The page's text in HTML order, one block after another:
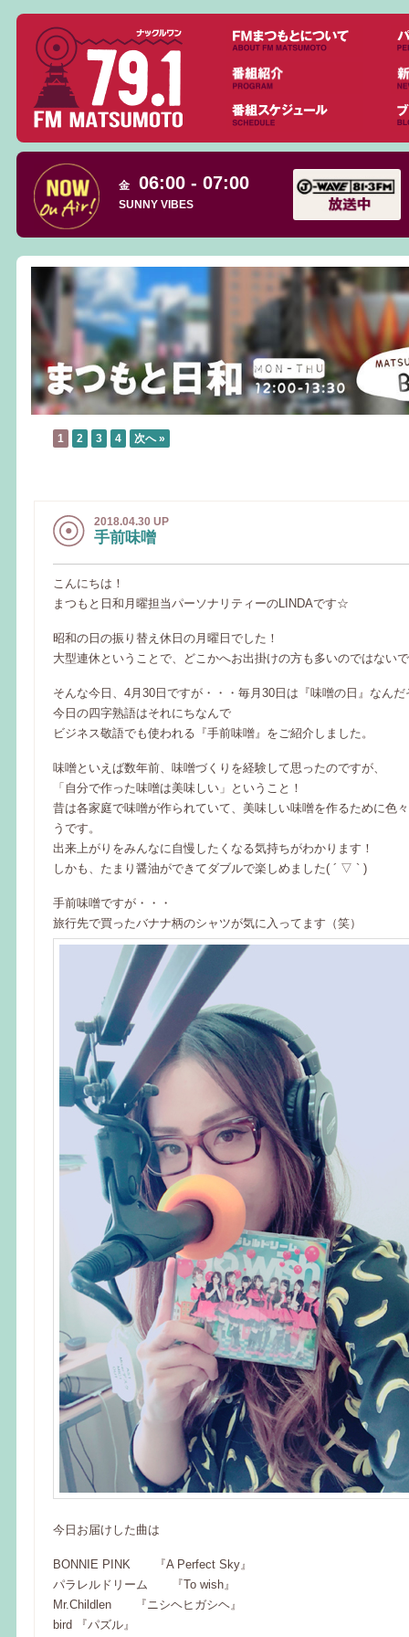
金 06:00 - 07:00
SUNNY VIBES
1 2 3 4 次へ »
2018.04.30 UP
手前味噌
こんにちは！
まつもと日和月曜担当パーソナリティーのLINDAです☆
昭和の日の振り替え休日の月曜日でした！
大型連休ということで、どこかへお出掛けの方も多いのではない
そんな今日、4月30日ですが・・・毎月30日は『味噌の日』なんだ
今日の四字熟語はそれにちなんで
ビジネス敬語でも使われる『手前味噌』をご紹介しました。
味噌といえば数年前、味噌づくりを経験して思ったのですが、
「自分で作った味噌は美味しい」ということ！
昔は各家庭で味噌が作られていて、美味しい味噌を作るために色
うです。
出来上がりをみんなに自慢したくなる気持ちがわかります！
しかも、たまり醤油ができてダブルで楽しめました( ´ ▽ ` )
手前味噌ですが・・・
旅行先で買ったバナナ柄のシャツが気に入ってます（笑）
今日お届けした曲は
BONNIE PINK 『A Perfect Sky』
パラレルドリーム 『To wish』
Mr.Childlen 『ニシヘヒガシヘ』
bird 『パズル』